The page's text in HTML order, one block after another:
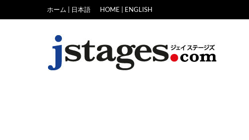
ホーム | 日本語 HOME | ENGLISH